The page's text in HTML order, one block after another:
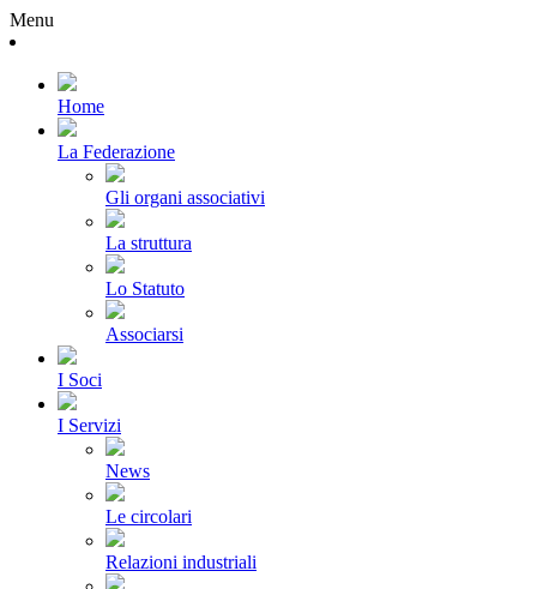
Menu
Home
La Federazione
Gli organi associativi
La struttura
Lo Statuto
Associarsi
I Soci
I Servizi
News
Le circolari
Relazioni industriali